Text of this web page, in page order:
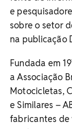
e
sobre o setor
na publicação
Fundada em
a Associação
Motocicletas,
e Similares –
fabricantes de